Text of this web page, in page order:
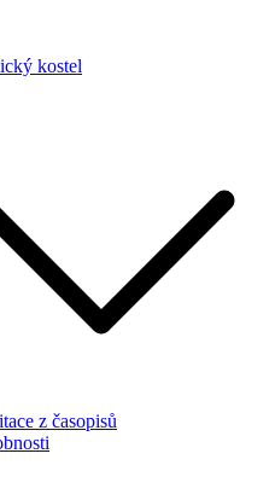
kostel
z časopisů